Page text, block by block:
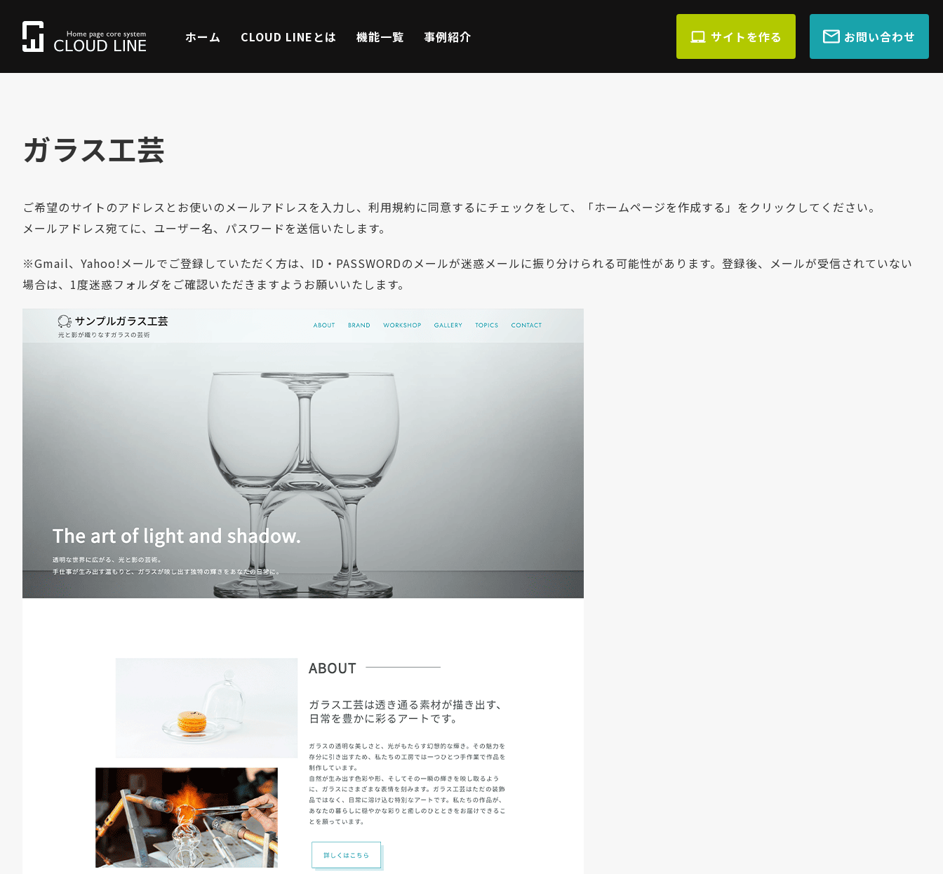
ホーム CLOUD LINEとは 機能一覧 事例紹介 サイトを作る お問い合わせ
ガラス工芸
ご希望のサイトのアドレスとお使いのメールアドレスを入力し、利用規約に同意するにチェックをして、「ホームページを作成する」をクリックしてください。
メールアドレス宛てに、ユーザー名、パスワードを送信いたします。
※Gmail、Yahoo!メールでご登録していただく方は、ID・PASSWORDのメールが迷惑メールに振り分けられる可能性があります。登録後、メールが受信されていない
場合は、1度迷惑フォルダをご確認いただきますようお願いいたします。